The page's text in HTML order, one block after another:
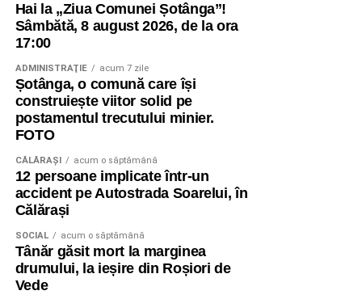
Hai la „Ziua Comunei Șotânga”!
Sâmbătă, 8 august 2026, de la ora
17:00
ADMINISTRAŢIE acum 7 zile
Șotânga, o comună care își
construiește viitor solid pe
postamentul trecutului minier.
FOTO
CĂLĂRAŞI acum o săptămână
12 persoane implicate într-un
accident pe Autostrada Soarelui, în
Călărași
SOCIAL acum o săptămână
Tânăr găsit mort la marginea
drumului, la ieșire din Roșiori de
Vede